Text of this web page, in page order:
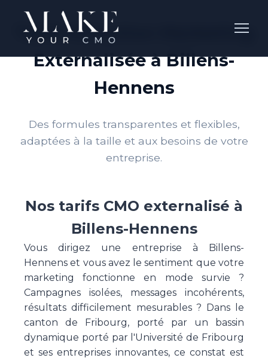
Tarifs Direction Marketing
Externalisée à Billens-
Hennens
Des formules transparentes et flexibles,
adaptées à la taille et aux besoins de votre
entreprise.
Nos tarifs CMO externalisé à
Billens-Hennens
Vous dirigez une entreprise à Billens-
Hennens et vous avez le sentiment que votre
marketing fonctionne en mode survie ?
Campagnes isolées, messages incohérents,
résultats difficilement mesurables ? Dans le
canton de Fribourg, porté par un bassin
dynamique porté par l'Université de Fribourg
et ses entreprises innovantes, ce constat est